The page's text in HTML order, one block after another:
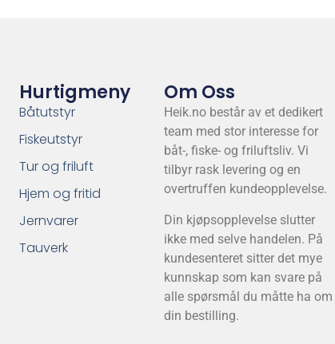
Hurtigmeny
Båtutstyr
Fiskeutstyr
Tur og friluft
Hjem og fritid
Jernvarer
Tauverk
Om Oss
Heik.no består av et dedikert
team med stor interesse for
båt-, fiske- og friluftsliv. Vi
tilbyr rask levering og en
overtruffen kundeopplevelse.
Din kjøpsopplevelse slutter
ikke med selve handelen. På
kundesenteret sitter det mye
kunnskap som kan svare på
alle spørsmål du måtte ha om
din bestilling.